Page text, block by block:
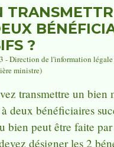
?
- Direction de l'information
ministre)
transmettre un bien
deux bénéficiaires
bien peut être faite
désigner les 2